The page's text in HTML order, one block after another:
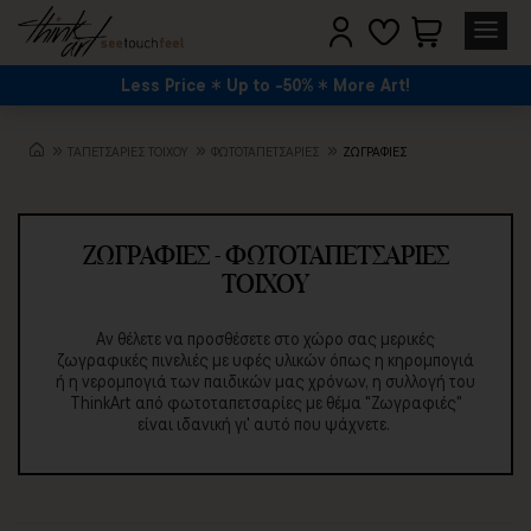
Less Price Up to -50% More Art!
TΑΠΕΤΣΑΡΙΕΣ ΤΟΙΧΟΥ ΦΩΤΟΤΑΠΕΤΣΑΡΙΕΣ ΖΩΓΡΑΦΙΈΣ
Πορτοκαλί
Μωβ
ΖΩΓΡΑΦΙΈΣ - ΦΩΤΟΤΑΠΕΤΣΑΡΊΕΣ
ΤΟΊΧΟΥ
Αν θέλετε να προσθέσετε στο χώρο σας μερικές
ζωγραφικές πινελιές με υφές υλικών όπως η κηρομπογιά
ή η νερομπογιά των παιδικών μας χρόνων, η συλλογή του
ThinkArt από φωτοταπετσαρίες με θέμα "Ζωγραφιές"
είναι ιδανική γι' αυτό που ψάχνετε.